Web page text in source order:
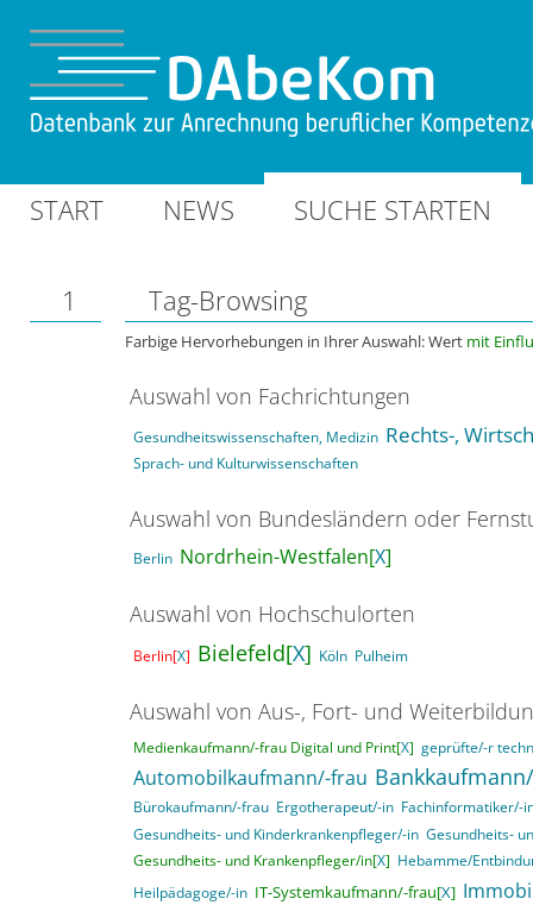
START NEWS SUCHE STARTEN
1 Tag-Browsing
Farbige Hervorhebungen in Ihrer Auswahl: Wert mit
Auswahl von Fachrichtungen
Gesundheitswissenschaften, Medizin Rechts-,
Sprach- und Kulturwissenschaften
Auswahl von Bundesländern oder
Berlin Nordrhein-Westfalen[X]
Auswahl von Hochschulorten
Berlin[X] Bielefeld[X] Köln Pulheim
Auswahl von Aus-, Fort- und
Medienkaufmann/-frau Digital und Print[X] geprüfte/-r
Automobilkaufmann/-frau
Bürokaufmann/-frau Ergotherapeut/-in Fachinformatiker/-
Gesundheits- und Kinderkrankenpfleger/-in Gesundheits-
Gesundheits- und Krankenpfleger/in[X] Hebamme/
Heilpädagoge/-in IT-Systemkaufmann/-frau[X]